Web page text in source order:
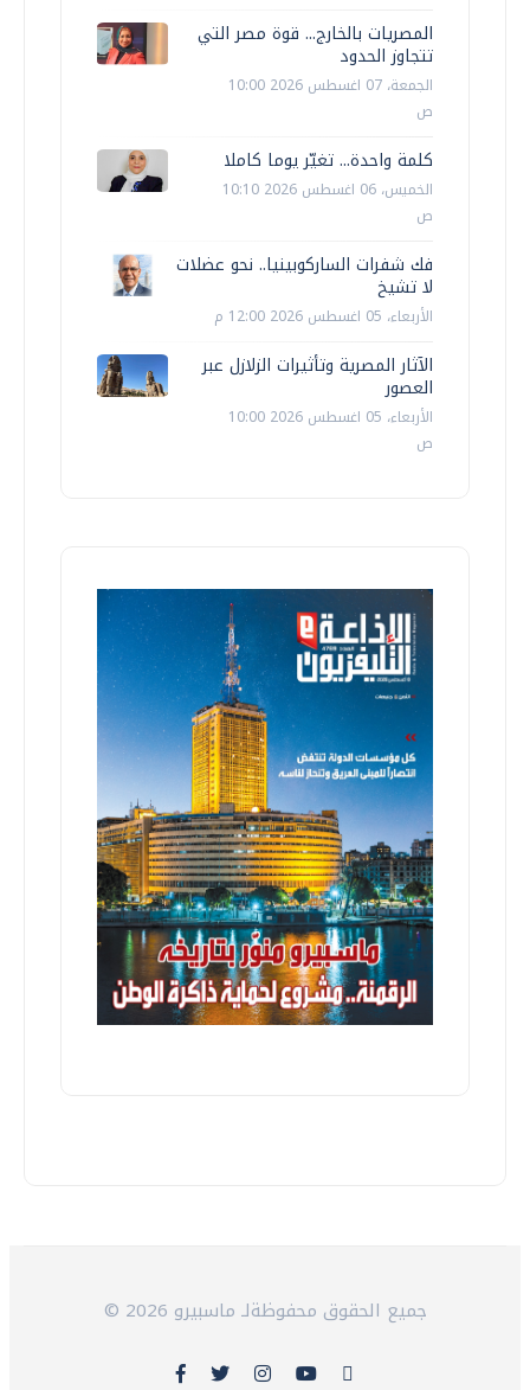
المصريات بالخارج... قوة مصر التي
تتجاوز الحدود
الجمعة، 07 اغسطس 2026 10:00
ص
كلمة واحدة... تغيّر يوما كاملا
الخميس، 06 اغسطس 2026 10:10
ص
فك شفرات الساركوبينيا.. نحو عضلات
لا تشيخ
الأربعاء، 05 اغسطس 2026 12:00 م
الآثار المصرية وتأثيرات الزلازل عبر
العصور
الأربعاء، 05 اغسطس 2026 10:00
ص
© 2026 جميع الحقوق محفوظةلـ ماسبيرو